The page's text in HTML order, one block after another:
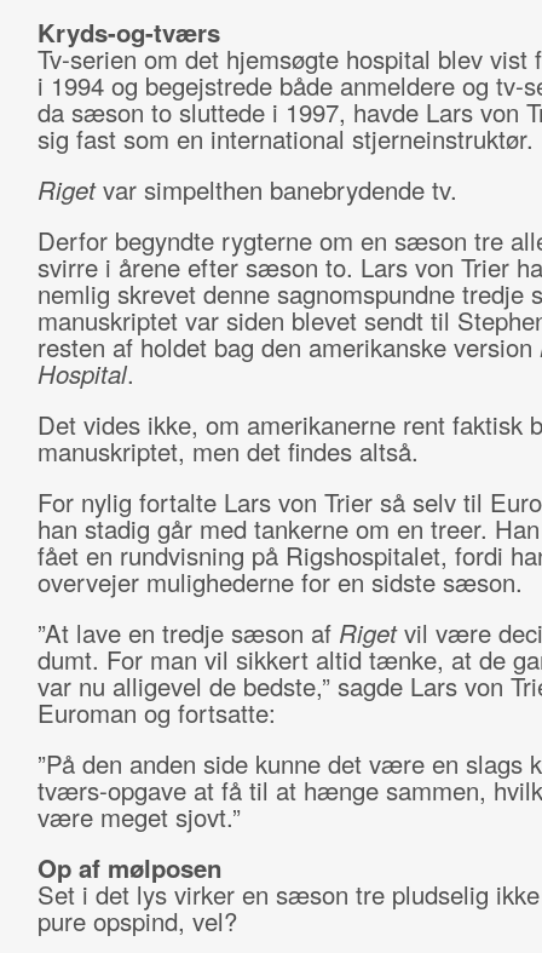
Kryds-og-tværs
Tv-serien om det hjemsøgte hospital blev vist
i 1994 og begejstrede både anmeldere og tv-
da sæson to sluttede i 1997, havde Lars von
sig fast som en international stjerneinstruktør.
Rigetvar simpelthen banebrydende tv.
Derfor begyndte rygterne om en sæson tre
svirre i årene efter sæson to. Lars von Trier
nemlig skrevet denne sagnomspundne tredje
manuskriptet var siden blevet sendt til
resten af holdet bag den amerikanske version
Hospital.
Det vides ikke, om amerikanerne rent faktisk
manuskriptet, men det findes altså.
For nylig fortalte Lars von Trier så selv til
han stadig går med tankerne om en treer.
fået en rundvisning på Rigshospitalet, fordi
overvejer mulighederne for en sidste sæson.
”At lave en tredje sæson af Rigetvil være
dumt. For man vil sikkert altid tænke, at de
var nu alligevel de bedste,” sagde Lars von
Euroman og fortsatte:
”På den anden side kunne det være en slags
tværs-opgave at få til at hænge sammen,
være meget sjovt.”
Op af mølposen
Set i det lys virker en sæson tre pludselig
pure opspind, vel?